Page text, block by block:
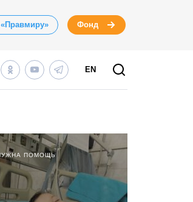
Фонд
EN
ПОМОЩЬ